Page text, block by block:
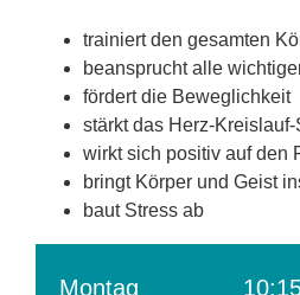
trainiert den gesamten
beansprucht alle
fördert die Beweglichkeit
stärkt das Herz-Kreislauf-
wirkt sich positiv auf den
bringt Körper und Geist
baut Stress ab
Montag